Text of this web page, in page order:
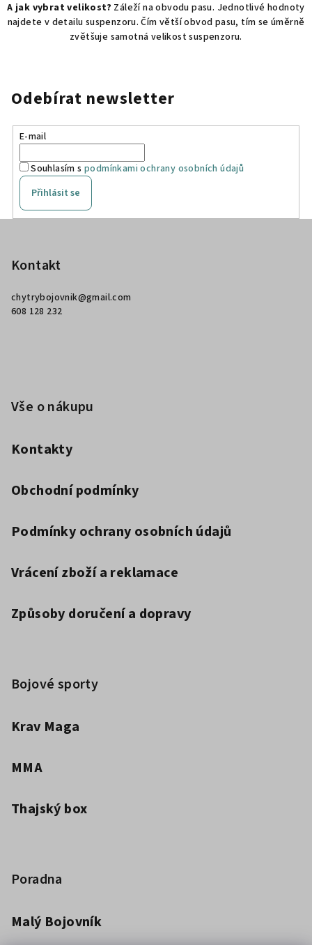
u
A jak vybrat velikost? Záleží na obvodu pasu. Jednotlivé hodnoty
najdete v detailu suspenzoru. Čím větší obvod pasu, tím se úměrně
zvětšuje samotná velikost suspenzoru.
Odebírat newsletter
E-mail
Souhlasím s podmínkami ochrany osobních údajů
Přihlásit se
Z
Kontakt
chytrybojovnik@gmail.com
608 128 232
Vše o nákupu
Kontakty
Obchodní podmínky
Podmínky ochrany osobních údajů
Vrácení zboží a reklamace
Způsoby doručení a dopravy
Bojové sporty
Krav Maga
MMA
Thajský box
Poradna
Malý Bojovník